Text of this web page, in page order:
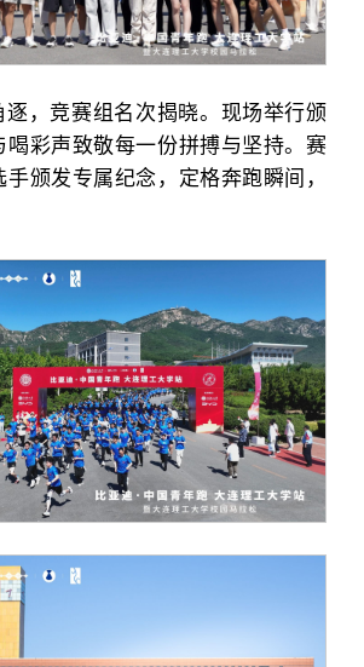
逐，竞赛组名次揭晓。现场举行颁
喝彩声致敬每一份拼搏与坚持。赛
颁发专属纪念，定格奔跑瞬间，